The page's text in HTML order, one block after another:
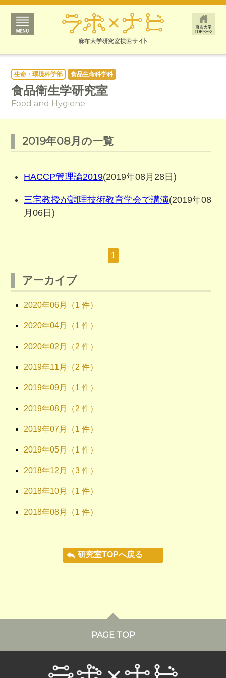
生命・環境科学部 食品生命科学科
食品衛生学研究室
Food and Hygiene
2019年08月の一覧
HACCP管理論2019(2019年08月28日)
三宅教授が調理技術教育学会で講演(2019年08
月06日)
1
アーカイブ
2020年06月（1 件）
2020年04月（1 件）
2020年02月（2 件）
2019年11月（2 件）
2019年09月（1 件）
2019年08月（2 件）
2019年07月（1 件）
2019年05月（1 件）
2018年12月（3 件）
2018年10月（1 件）
2018年08月（1 件）
研究室TOPへ戻る
PAGE TOP